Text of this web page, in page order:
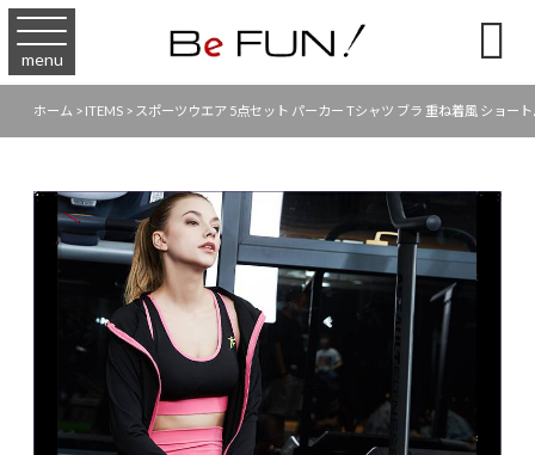
menu 
ホーム > ITEMS > スポーツウエア 5点セット パーカー Tシャツ ブラ 重ね着風 ショ